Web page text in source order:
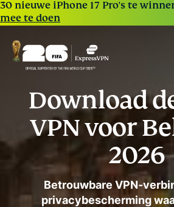
30 nieuwe iPhone 17 Pro's te
mee te doen
Download
VPN voor
2026
Betrouwbare VPN-
privacybescherming